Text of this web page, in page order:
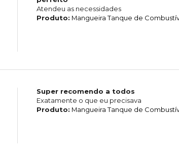
Atendeu as necessidades
Produto: Mangueira Tanque de
Super recomendo a todos
Exatamente o que eu precisava
Produto: Mangueira Tanque de